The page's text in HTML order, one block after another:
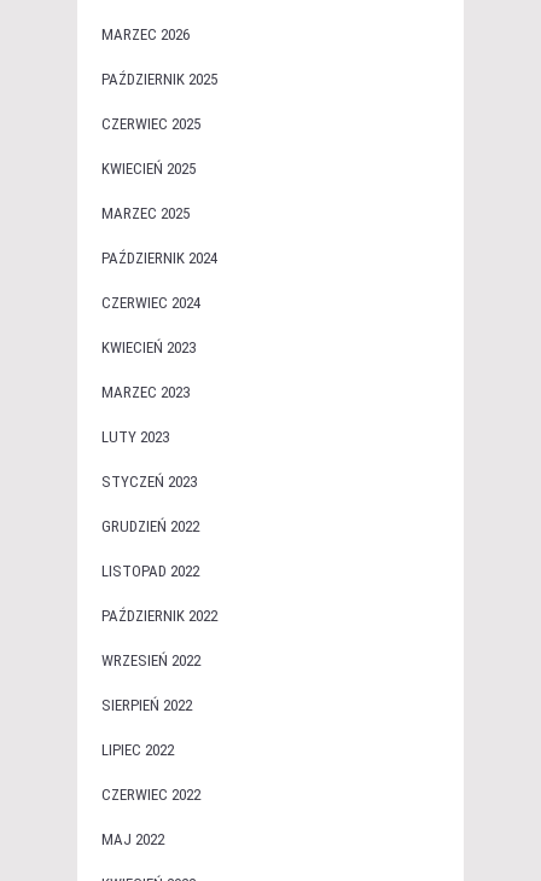
MARZEC 2026
PAŹDZIERNIK 2025
CZERWIEC 2025
KWIECIEŃ 2025
MARZEC 2025
PAŹDZIERNIK 2024
CZERWIEC 2024
KWIECIEŃ 2023
MARZEC 2023
LUTY 2023
STYCZEŃ 2023
GRUDZIEŃ 2022
LISTOPAD 2022
PAŹDZIERNIK 2022
WRZESIEŃ 2022
SIERPIEŃ 2022
LIPIEC 2022
CZERWIEC 2022
MAJ 2022